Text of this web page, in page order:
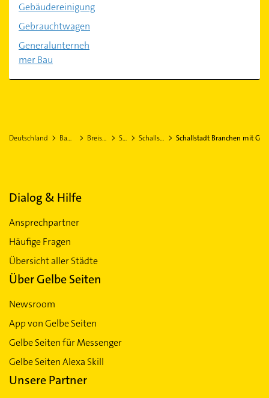
Gebäudereinigung
Gebrauchtwagen
Generalunterneh
mer Bau
Deutschland Baden-Württemberg Breisgau-Hochschwarzwald Schallstadt Schallstadt Stadtteil Wolfenweiler Schallstadt Branchen mit G
Dialog & Hilfe
Ansprechpartner
Häufige Fragen
Übersicht aller Städte
Über Gelbe Seiten
Newsroom
App von Gelbe Seiten
Gelbe Seiten für Messenger
Gelbe Seiten Alexa Skill
Unsere Partner